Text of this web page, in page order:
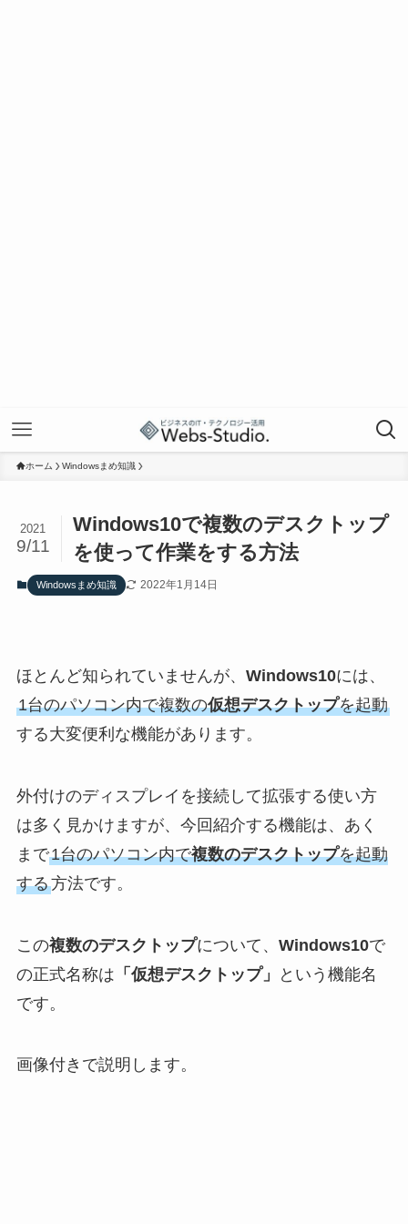
ホーム Windowsまめ知識
Windows10で複数のデスクトップ
を使って作業をする方法
2021
9/11
Windowsまめ知識 2022年1月14日
ほとんど知られていませんが、 Windows10には、
1台のパソコン内で複数の仮想デスクトップを起動
する大変便利な機能があります。
外付けのディスプレイを接続して拡張する使い方
は多く見かけますが、今回紹介する機能は、あく
まで1台のパソコン内で複数のデスクトップを起動
する方法です。
この複数のデスクトップについて、 Windows10で
の正式名称は 「仮想デスクトップ」
という機能名
です。
画像付きで説明します。